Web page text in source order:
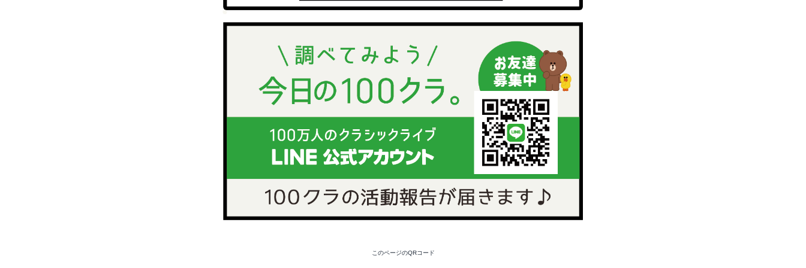
このページのQRコード